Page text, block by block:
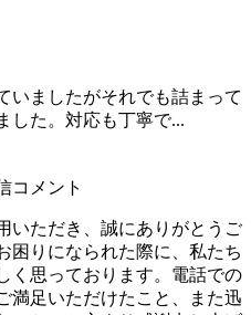
いましたがそれでも詰まって
した。対応も丁寧で...
コメント
いただき、誠にありがとうご
困りになられた際に、私たち
く思っております。電話での
満足いただけたこと、また迅